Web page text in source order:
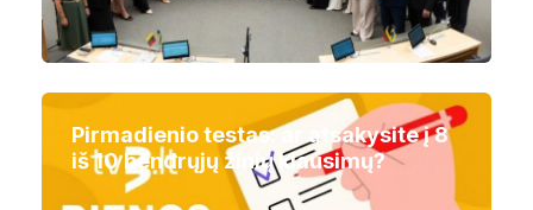
Pirmadienio testas: ar atsakysite į 8
iš 10 bendrųjų žinių klausimų?